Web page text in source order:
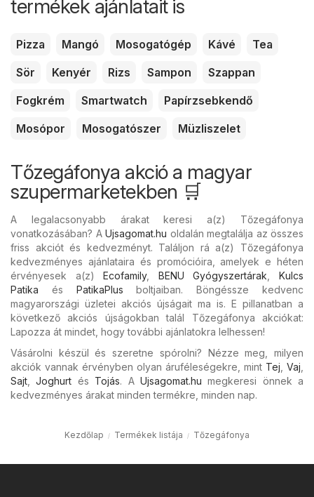
termékek ajánlatait is
Pizza Mangó Mosogatógép Kávé
Tea
Sör
Kenyér Rizs Sampon
Szappan
Fogkrém
Smartwatch
Papírzsebkendő
Mosópor
Mosogatószer Müzliszelet
Tőzegáfonya akció a magyar
szupermarketekben 🛒
A legalacsonyabb árakat keresi a(z) Tőzegáfonya
vonatkozásában? A Ujsagomat.hu oldalán megtalálja az összes
friss akciót és kedvezményt. Találjon rá a(z) Tőzegáfonya
kedvezményes ajánlataira és promócióira, amelyek e héten
érvényesek a(z)Ecofamily, BENU Gyógyszertárak ,Kulcs
Patika és PatikaPlus boltjaiban. Böngéssze kedvenc
magyarországi üzletei akciós újságait ma is. E pillanatban a
következő akciós újságokban talál Tőzegáfonya akciókat:
Lapozza át mindet, hogy további ajánlatokra lelhessen!
Vásárolni készül és szeretne spórolni? Nézze meg, milyen
akciók vannak érvényben olyan áruféleségekre, mint Tej Vaj
Sajt ,Joghurt és Tojás. A Ujsagomat.hu megkeresi önnek a
kedvezményes árakat minden termékre, minden nap.
Kezdőlap Termékek listája Tőzegáfonya